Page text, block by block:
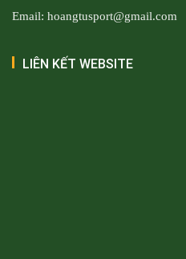
Email: hoangtusport@gmail.com
LIÊN KẾT WEBSITE